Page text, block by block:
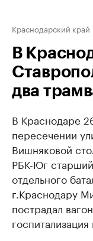
Краснодарский край
В
два
В Краснодаре
пересечении
Вишняковой
РБК-Юг
отдельного
г.Краснодару
пострадал